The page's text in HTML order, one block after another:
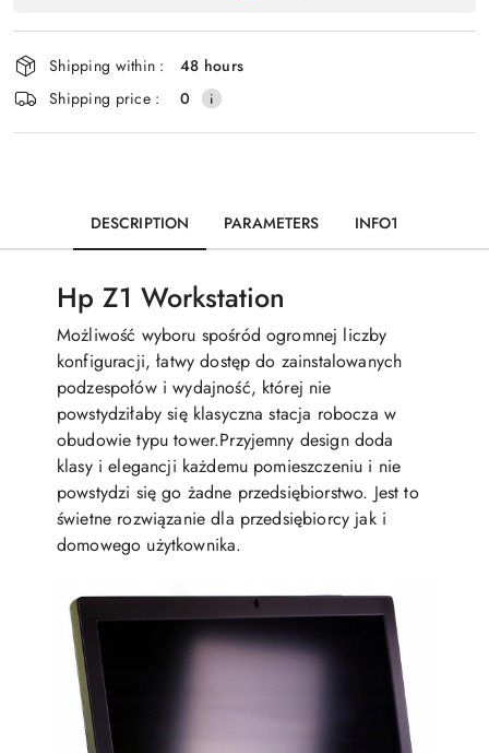
Shipping within :
48 hours
Shipping price :
0
DESCRIPTION PARAMETERS INFO1
Hp Z1 Workstation
Możliwość wyboru spośród ogromnej liczby
konfiguracji, łatwy dostęp do zainstalowanych
podzespołów i wydajność, której nie
powstydziłaby się klasyczna stacja robocza w
obudowie typu tower.Przyjemny design doda
klasy i elegancji każdemu pomieszczeniu i nie
powstydzi się go żadne przedsiębiorstwo. Jest to
świetne rozwiązanie dla przedsiębiorcy jak i
domowego użytkownika.